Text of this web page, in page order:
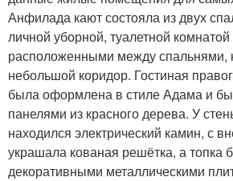
Анфилада кают состояла из двух
личной уборной, туалетной
расположенными между спальнями,
небольшой коридор. Гостиная
была оформлена в стиле Адама и
панелями из красного дерева. У
находился электрический камин, с
украшала кованая решётка, а топка
декоративными металлическими